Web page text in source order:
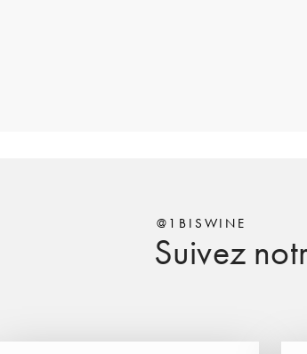
Suivez
@1BISWINE